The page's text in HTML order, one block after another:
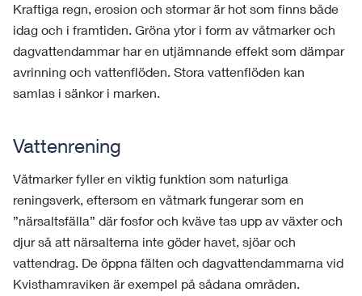
Kraftiga regn, erosion och stormar är hot som finns både
idag och i framtiden. Gröna ytor i form av våtmarker och
dagvattendammar har en utjämnande effekt som dämpar
avrinning och vattenflöden. Stora vattenflöden kan
samlas i sänkor i marken.
Vattenrening
Våtmarker fyller en viktig funktion som naturliga
reningsverk, eftersom en våtmark fungerar som en
”närsaltsfälla” där fosfor och kväve tas upp av växter och
djur så att närsalterna inte göder havet, sjöar och
vattendrag. De öppna fälten och dagvattendammarna vid
Kvisthamraviken är exempel på sådana områden.